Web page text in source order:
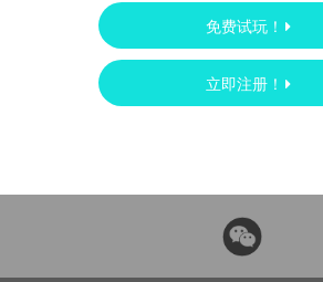
免费试玩！
立即注册！